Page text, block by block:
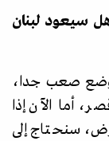
سيعود لبنان
صعب جدا،
أما الآن إذا
سنحتاج إلى